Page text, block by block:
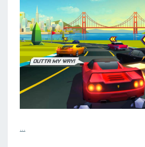
…